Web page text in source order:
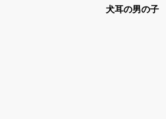
犬耳の男の子